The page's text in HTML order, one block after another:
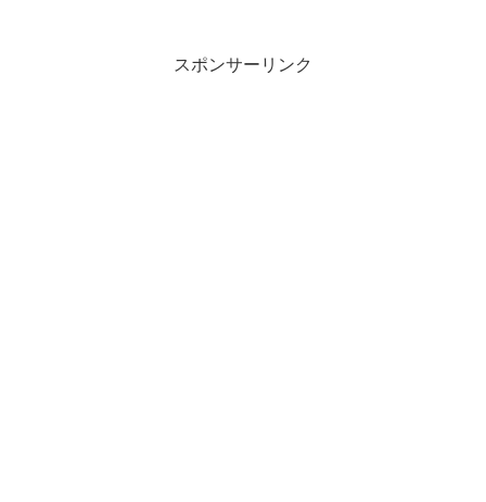
スポンサーリンク